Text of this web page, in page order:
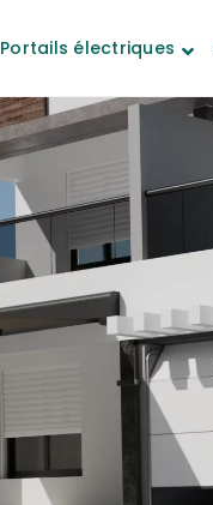
Portails électriques